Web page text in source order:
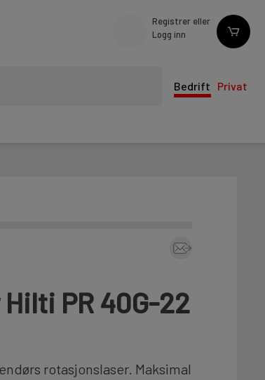
Registrer eller
Logg inn
Bedrift Privat
PR 40G-22
rotasjonslaser. Maksimal